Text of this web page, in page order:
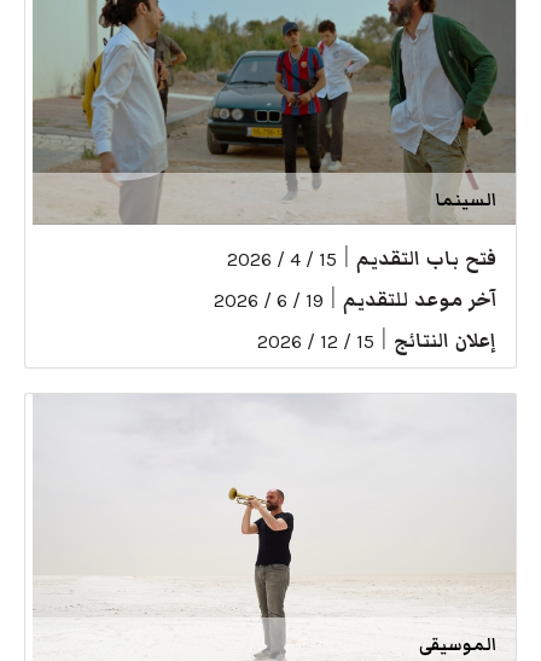
السينما
فتح باب التقديم 15 / 4 / 2026
آخر موعد للتقديم 19 / 6 / 2026
إعلان النتائج 15 / 12 / 2026
الموسيقى